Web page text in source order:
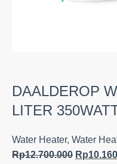
DAALDEROP
LITER
Water Heater, Water
Rp12.700.000 Rp